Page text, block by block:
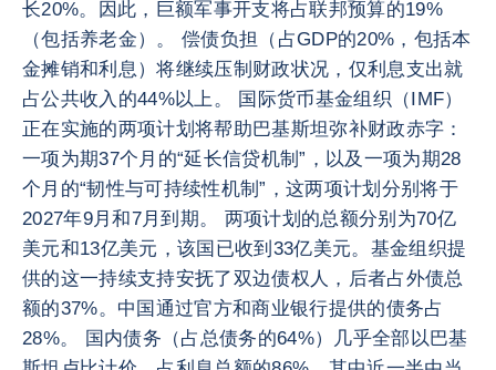
长20%。因此，巨额军事开支将占联邦预算的19%
（包括养老金）。 偿债负担（占GDP的20%，包括本
金摊销和利息）将继续压制财政状况，仅利息支出就
占公共收入的44%以上。 国际货币基金组织（IMF）
正在实施的两项计划将帮助巴基斯坦弥补财政赤字：
一项为期37个月的“延长信贷机制”，以及一项为期28
个月的“韧性与可持续性机制”，这两项计划分别将于
2027年9月和7月到期。 两项计划的总额分别为70亿
美元和13亿美元，该国已收到33亿美元。基金组织提
供的这一持续支持安抚了双边债权人，后者占外债总
额的37%。中国通过官方和商业银行提供的债务占
28%。 国内债务（占总债务的64%）几乎全部以巴基